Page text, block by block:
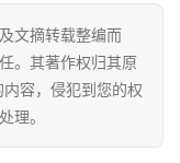
文摘转载整编而
。其著作权归其原
容，侵犯到您的权
理。